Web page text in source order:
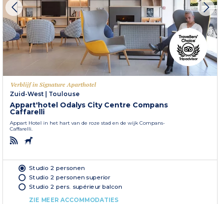
Verblijf in Signature Aparthotel
Zuid-West
Toulouse
Appart'hotel Odalys City Centre Compans
Caffarelli
Appart Hotel in het hart van de roze stad en de wijk Compans-
Caffarelli.
Studio 2 personen
Studio 2 personen superior
Studio 2 pers. supérieur balcon
ZIE MEER ACCOMMODATIES